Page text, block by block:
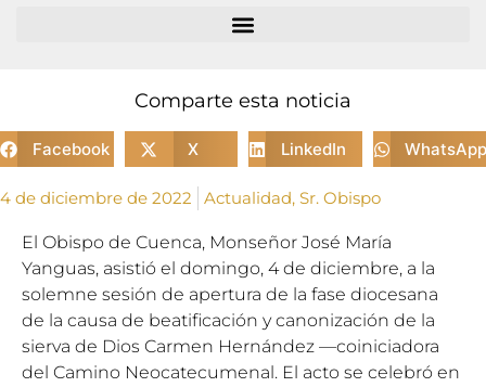
Comparte esta noticia
Facebook X LinkedIn WhatsApp
4 de diciembre de 2022 Actualidad, Sr. Obispo
El Obispo de Cuenca, Monseñor José María
Yanguas, asistió el domingo, 4 de diciembre, a la
solemne sesión de apertura de la fase diocesana
de la causa de beatificación y canonización de la
sierva de Dios Carmen Hernández —coiniciadora
del Camino Neocatecumenal. El acto se celebró en